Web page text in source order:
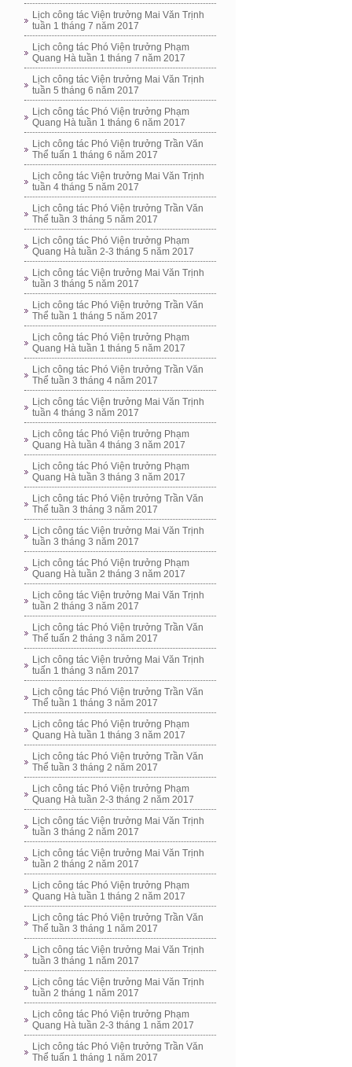
Lịch công tác Viện trưởng Mai Văn Trịnh
tuần 1 tháng 7 năm 2017
Lịch công tác Phó Viện trưởng Phạm
Quang Hà tuần 1 tháng 7 năm 2017
Lịch công tác Viện trưởng Mai Văn Trịnh
tuần 5 tháng 6 năm 2017
Lịch công tác Phó Viện trưởng Phạm
Quang Hà tuần 1 tháng 6 năm 2017
Lịch công tác Phó Viện trưởng Trần Văn
Thể tuấn 1 tháng 6 năm 2017
Lịch công tác Viện trưởng Mai Văn Trịnh
tuần 4 tháng 5 năm 2017
Lịch công tác Phó Viện trưởng Trần Văn
Thể tuần 3 tháng 5 năm 2017
Lịch công tác Phó Viện trưởng Phạm
Quang Hà tuần 2-3 tháng 5 năm 2017
Lịch công tác Viện trưởng Mai Văn Trịnh
tuần 3 tháng 5 năm 2017
Lịch công tác Phó Viện trưởng Trần Văn
Thể tuần 1 tháng 5 năm 2017
Lịch công tác Phó Viện trưởng Phạm
Quang Hà tuần 1 tháng 5 năm 2017
Lịch công tác Phó Viện trưởng Trần Văn
Thể tuần 3 tháng 4 năm 2017
Lịch công tác Viện trưởng Mai Văn Trịnh
tuần 4 tháng 3 năm 2017
Lịch công tác Phó Viện trưởng Phạm
Quang Hà tuần 4 tháng 3 năm 2017
Lịch công tác Phó Viện trưởng Phạm
Quang Hà tuần 3 tháng 3 năm 2017
Lịch công tác Phó Viện trưởng Trần Văn
Thể tuần 3 tháng 3 năm 2017
Lịch công tác Viện trưởng Mai Văn Trịnh
tuần 3 tháng 3 năm 2017
Lịch công tác Phó Viện trưởng Phạm
Quang Hà tuần 2 tháng 3 năm 2017
Lịch công tác Viện trưởng Mai Văn Trịnh
tuần 2 tháng 3 năm 2017
Lịch công tác Phó Viện trưởng Trần Văn
Thể tuấn 2 tháng 3 năm 2017
Lịch công tác Viện trưởng Mai Văn Trịnh
tuấn 1 tháng 3 năm 2017
Lịch công tác Phó Viện trưởng Trần Văn
Thể tuần 1 tháng 3 năm 2017
Lịch công tác Phó Viện trưởng Phạm
Quang Hà tuần 1 tháng 3 năm 2017
Lịch công tác Phó Viện trưởng Trần Văn
Thể tuần 3 tháng 2 năm 2017
Lịch công tác Phó Viện trưởng Phạm
Quang Hà tuần 2-3 tháng 2 năm 2017
Lịch công tác Viện trưởng Mai Văn Trịnh
tuần 3 tháng 2 năm 2017
Lịch công tác Viện trưởng Mai Văn Trịnh
tuần 2 tháng 2 năm 2017
Lịch công tác Phó Viện trưởng Phạm
Quang Hà tuần 1 tháng 2 năm 2017
Lịch công tác Phó Viện trưởng Trần Văn
Thể tuần 3 tháng 1 năm 2017
Lịch công tác Viện trưởng Mai Văn Trịnh
tuần 3 tháng 1 năm 2017
Lịch công tác Viện trưởng Mai Văn Trịnh
tuần 2 tháng 1 năm 2017
Lịch công tác Phó Viện trưởng Phạm
Quang Hà tuần 2-3 tháng 1 năm 2017
Lịch công tác Phó Viện trưởng Trần Văn
Thể tuấn 1 tháng 1 năm 2017